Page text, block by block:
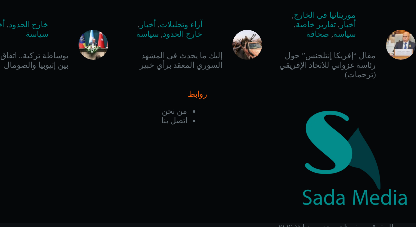
موريتانيا في الخارج,
أخبار , تقارير خاصة,
سياسة, صحافة
مقال “إفريكا إنتلجنس” حول
رئاسة غزواني للاتحاد الإفريقي
(ترجمات)
آراء وتحليلات, أخبار ,
خارج الحدود, سياسة
إليك ما يحدث في المشهد
السوري المعقد برأي خبير
خارج الحدود,
سياسة
بوساطة تركية..
بين إثيوبيا والصومال
روابط
من نحن
اتصل بنا